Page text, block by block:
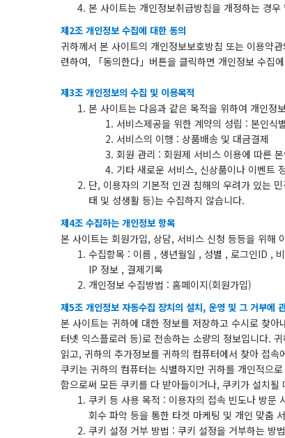
본 사이트는 개인정보취급방침을 개정하는 경
제2조 개인정보 수집에 대한 동의
귀하께서 본 사이트의 개인정보보호방침 또는 이용약
련하여, 「동의한다」버튼을 클릭하면 개인정보 수집
제3조 개인정보의 수집 및 이용목적
본 사이트는 다음과 같은 목적을 위하여 개인정
서비스제공을 위한 계약의 성립 : 본인식
서비스의 이행 : 상품배송 및 대금결제
회원 관리 : 회원제 서비스 이용에 따른
기타 새로운 서비스, 신상품이나 이벤트
단, 이용자의 기본적 인권 침해의 우려가 있는
태 및 성생활 등)는 수집하지 않습니다.
제4조 수집하는 개인정보 항목
본 사이트는 회원가입, 상담, 서비스 신청 등등을 위해
수집항목 : 이름 , 생년월일 , 성별 , 로그인ID ,
IP 정보 , 결제기록
개인정보 수집방법 : 홈페이지(회원가입)
제5조 개인정보 자동수집 장치의 설치, 운영 및 그 거부에
본 사이트는 귀하에 대한 정보를 저장하고 수시로 찾
터넷 익스플로러 등)로 전송하는 소량의 정보입니다.
읽고, 귀하의 추가정보를 귀하의 컴퓨터에서 찾아 접
쿠키는 귀하의 컴퓨터는 식별하지만 귀하를 개인적으
함으로써 모든 쿠키를 다 받아들이거나, 쿠키가 설치
쿠키 등 사용 목적 : 이용자의 접속 빈도나 방문
회수 파악 등을 통한 타겟 마케팅 및 개인 맞춤
쿠키 설정 거부 방법 : 쿠키 설정을 거부하는 방